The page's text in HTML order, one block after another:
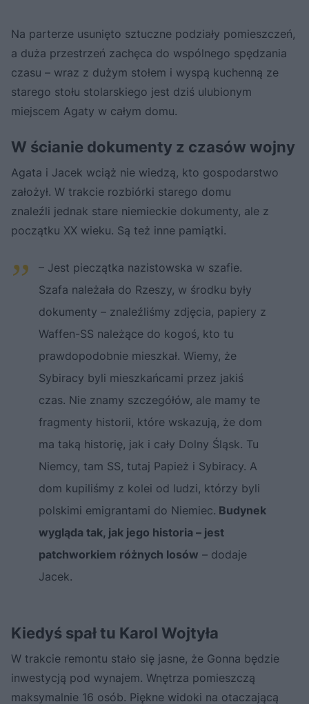
Na parterze usunięto sztuczne podziały pomieszczeń,
a duża przestrzeń zachęca do wspólnego spędzania
czasu – wraz z dużym stołem i wyspą kuchenną ze
starego stołu stolarskiego jest dziś ulubionym
miejscem Agaty w całym domu.
W ścianie dokumenty z czasów wojny
Agata i Jacek wciąż nie wiedzą, kto gospodarstwo
założył. W trakcie rozbiórki starego domu
znaleźli jednak stare niemieckie dokumenty, ale z
początku XX wieku. Są też inne pamiątki.
– Jest pieczątka nazistowska w szafie.
Szafa należała do Rzeszy, w środku były
dokumenty – znaleźliśmy zdjęcia, papiery z
Waffen-SS należące do kogoś, kto tu
prawdopodobnie mieszkał. Wiemy, że
Sybiracy byli mieszkańcami przez jakiś
czas. Nie znamy szczegółów, ale mamy te
fragmenty historii, które wskazują, że dom
ma taką historię, jak i cały Dolny Śląsk. Tu
Niemcy, tam SS, tutaj Papież i Sybiracy. A
dom kupiliśmy z kolei od ludzi, którzy byli
polskimi emigrantami do Niemiec. Budynek
wygląda tak, jak jego historia – jest
patchworkiem różnych losów – dodaje
Jacek.
Kiedyś spał tu Karol Wojtyła
W trakcie remontu stało się jasne, że Gonna będzie
inwestycją pod wynajem. Wnętrza pomieszczą
maksymalnie 16 osób. Piękne widoki na otaczającą